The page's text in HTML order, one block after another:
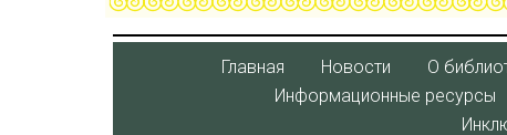
Главная Новости О
Информационные ресурсы